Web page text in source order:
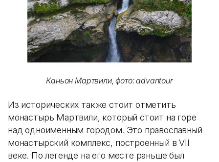
Каньон Мартвили, фото: advantour
Из исторических также стоит отметить
монастырь Мартвили, который стоит на горе
над одноименным городом. Это православный
монастырский комплекс, построенный в VII
веке. По легенде на его месте раньше был